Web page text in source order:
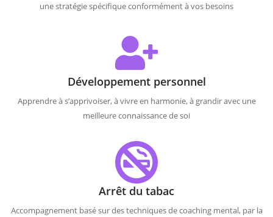
une stratégie spécifique conformément à vos besoins
Développement personnel
Apprendre à s’apprivoiser, à vivre en harmonie, à grandir avec une
meilleure connaissance de soi
Arrêt du tabac
Accompagnement basé sur des techniques de coaching mental, par la